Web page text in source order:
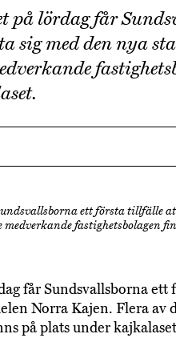
på lördag får
med den nya
ett första tillfälle
fastighetsbolagen
får Sundsvallsborna
Norra Kajen. Flera av
på plats under